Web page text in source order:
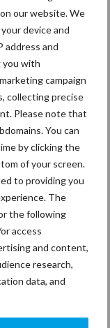
our website. We
device and
address and
you with
campaign
collecting precise
Please note that
You can
by clicking the
of your screen.
to providing you
The
the following
access
and content,
research,
data, and
nieuws
mitsen en
Cleaners:
m’n bloed,
toekomst”
maakt
rust in de